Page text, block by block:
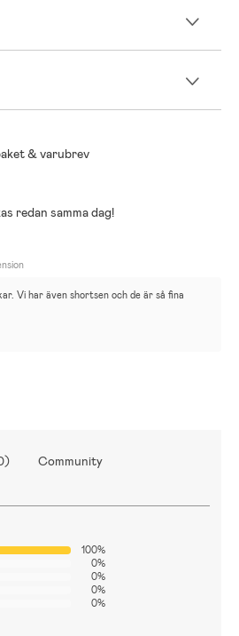
& varubrev
redan samma dag!
Vi har även shortsen och de är så fina
Community
100%
0%
0%
0%
0%